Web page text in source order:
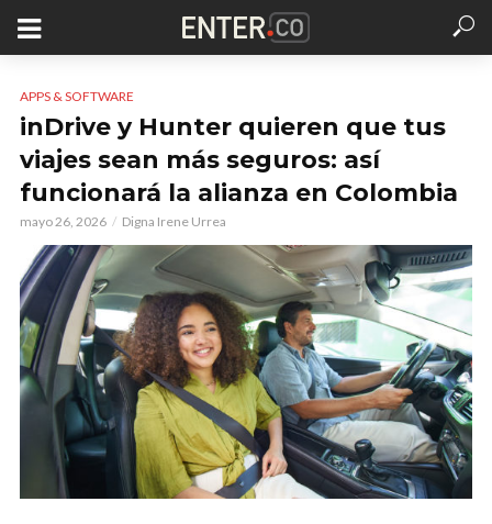
APPS & SOFTWARE
inDrive y Hunter quieren que tus
viajes sean más seguros: así
funcionará la alianza en Colombia
mayo 26, 2026 Digna Irene Urrea